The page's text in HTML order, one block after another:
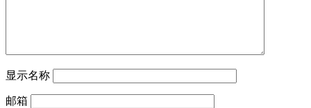
显示名称
邮箱